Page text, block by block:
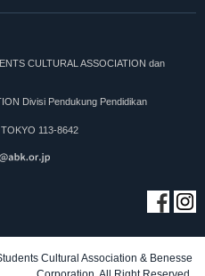
CULTURAL ASSOCIATION dan
Divisi Pendukung Pendidikan
113-8642
Cultural Association & Benesse